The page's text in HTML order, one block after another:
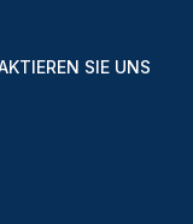
SIE UNS